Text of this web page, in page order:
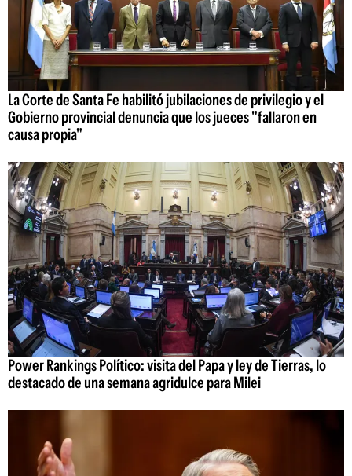
La Corte de Santa Fe habilitó jubilaciones de privilegio y el
Gobierno provincial denuncia que los jueces "fallaron en
causa propia"
Power Rankings Político: visita del Papa y ley de Tierras, lo
destacado de una semana agridulce para Milei